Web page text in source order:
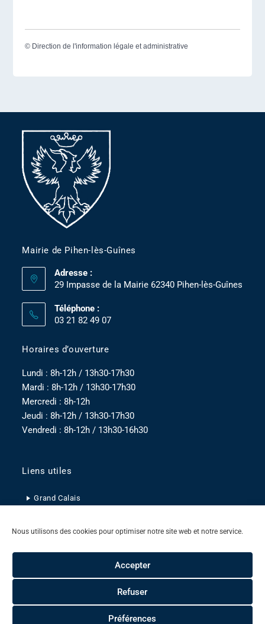
Nous utilisons des cookies pour optimiser notre site web et notre service.
Accepter
Refuser
Préférences
© Direction de l'information légale et administrative
Mairie de Pihen-lès-Guînes
Adresse :
29 Impasse de la Mairie 62340 Pihen-lès-Guînes
Téléphone :
03 21 82 49 07
Horaires d’ouverture
Lundi : 8h-12h / 13h30-17h30
Mardi : 8h-12h / 13h30-17h30
Mercredi : 8h-12h
Jeudi : 8h-12h / 13h30-17h30
Vendredi : 8h-12h / 13h30-16h30
Liens utiles
Grand Calais
Plan du site